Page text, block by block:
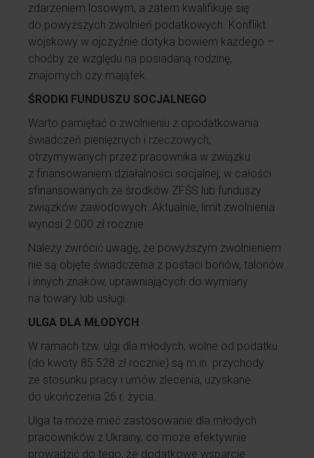
zdarzeniem losowym, a zatem kwalifikuje się
do powyższych zwolnień podatkowych. Konflikt
wojskowy w ojczyźnie dotyka bowiem każdego –
choćby ze względu na posiadaną rodzinę,
znajomych czy majątek.
ŚRODKI FUNDUSZU SOCJALNEGO
Warto pamiętać o zwolnieniu z opodatkowania
świadczeń pieniężnych i rzeczowych,
otrzymywanych przez pracownika w związku
z finansowaniem działalności socjalnej, w całości
sfinansowanych ze środków ZFŚS lub funduszy
związków zawodowych. Aktualnie, limit zwolnienia
wynosi 2.000 zł rocznie.
Należy zwrócić uwagę, że powyższym zwolnieniem
nie są objęte świadczenia z postaci bonów, talonów
i innych znaków, uprawniających do wymiany
na towary lub usługi.
ULGA DLA MŁODYCH
W ramach tzw. ulgi dla młodych, wolne od podatku
(do kwoty 85.528 zł rocznie) są m.in. przychody
ze stosunku pracy i umów zlecenia, uzyskane
do ukończenia 26 r. życia.
Ulga ta może mieć zastosowanie dla młodych
pracowników z Ukrainy, co może efektywnie
prowadzić do tego, że dodatkowe wsparcie